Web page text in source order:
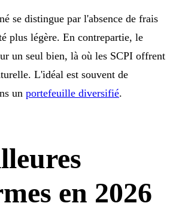
se distingue par l'absence de frais
plus légère. En contrepartie, le
un seul bien, là où les SCPI offrent
L'idéal est souvent de
un portefeuille diversifié.
en 2026